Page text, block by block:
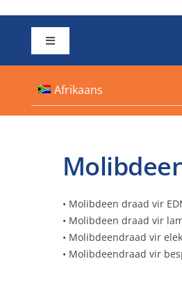
Wissel
Hulpbronne
Afrikaans
• Molibdeen draad vir
• Molibdeen draad vir
• Molibdeendraad vir
• Molibdeendraad vir